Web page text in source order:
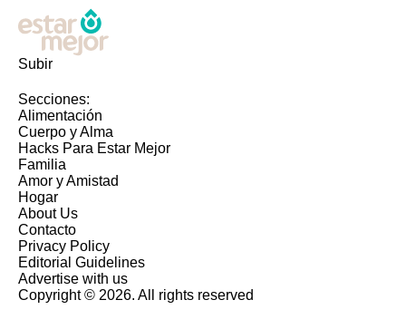
Subir
Secciones:
Alimentación
Cuerpo y Alma
Hacks Para Estar Mejor
Familia
Amor y Amistad
Hogar
About Us
Contacto
Privacy Policy
Editorial Guidelines
Advertise with us
Copyright © 2026. All rights reserved